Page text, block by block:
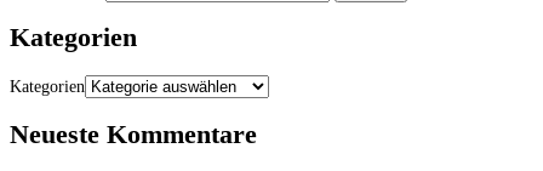
Kategorien
Kategorien
Neueste Kommentare